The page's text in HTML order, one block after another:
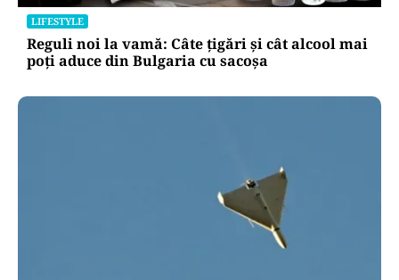
LIFESTYLE
Reguli noi la vamă: Câte țigări și cât alcool mai
poți aduce din Bulgaria cu sacoșa